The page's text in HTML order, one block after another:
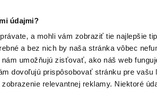
údajmi?
a mohli vám zobraziť tie najlepšie
a bez nich by naša stránka vôbec
umožňujú zisťovať, ako náš web
dovoľujú prispôsobovať stránku pre vašu
relevantnej reklamy. Niektoré